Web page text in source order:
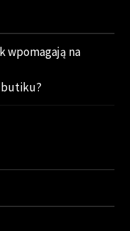
wpomagają na
butiku?